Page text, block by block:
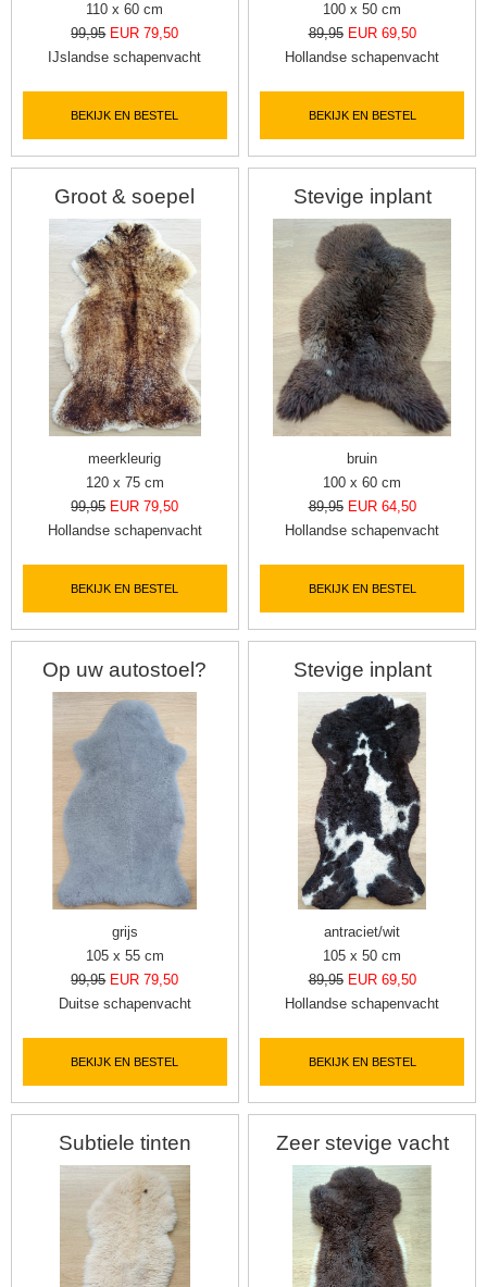
110 x 60 cm
99,95 EUR 79,50
IJslandse schapenvacht
BEKIJK EN BESTEL
100 x 50 cm
89,95 EUR 69,50
Hollandse schapenvacht
BEKIJK EN BESTEL
Groot & soepel
meerkleurig
120 x 75 cm
99,95 EUR 79,50
Hollandse schapenvacht
BEKIJK EN BESTEL
Stevige inplant
bruin
100 x 60 cm
89,95 EUR 64,50
Hollandse schapenvacht
BEKIJK EN BESTEL
Op uw autostoel?
grijs
105 x 55 cm
99,95 EUR 79,50
Duitse schapenvacht
BEKIJK EN BESTEL
Stevige inplant
antraciet/wit
105 x 50 cm
89,95 EUR 69,50
Hollandse schapenvacht
BEKIJK EN BESTEL
Subtiele tinten Zeer stevige vacht